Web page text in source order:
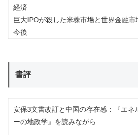
経済
巨大IPOが殺した米株市場と世界金融市
今後
書評
安保3文書改訂と中国の存在感：『エネ
ーの地政学』を読みながら